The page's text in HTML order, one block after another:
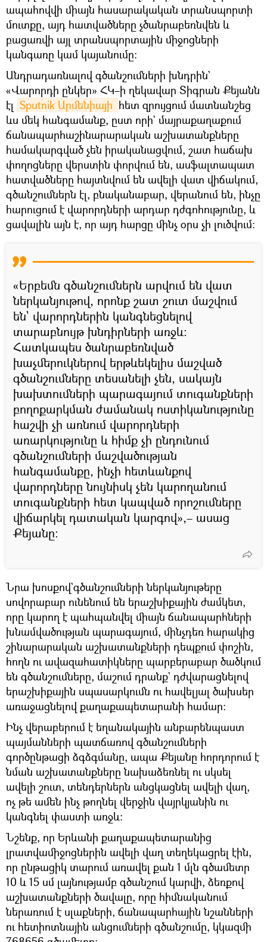
ապահովվի միայն հասարակական տրանսպորտի
մուտքը, այդ հատվածները չծանրաբեռնվեն և
բացառվի այլ տրանսպորտային միջոցների
կանգառը կամ կայանումը։
Անդրադառնալով գծանշումների խնդրին`
«Վարորդի ընկեր» ՀԿ–ի ղեկավար Տիգրան Քեյանն
էլ Sputnik Արմենիայի հետ զրույցում մատնանշեց
ևս մեկ հանգամանք, ըստ որի` մայրաքաղաքում
ճանապարհաշինարարական աշխատանքները
համակարգված չեն իրականացվում, շատ հաճախ
փողոցները վերստին փորվում են, ասֆալտապատ
հատվածները հայտնվում են ավելի վատ վիճակում,
գծանշումներն էլ, բնականաբար, վերանում են, ինչը
հարուցում է վարորդների արդար դժգոհությունը, և
ցավալին այն է, որ այդ հարցը մինչ օրս չի լուծվում։
«Երբեմն գծանշումներն արվում են վատ
ներկանյութով, որոնք շատ շուտ մաշվում
են` վարորդներին կանգնեցնելով
տարաբնույթ խնդիրների առջև։
Հատկապես ծանրաբեռնված
խաչմերուկներով երթևեկելիս մաշված
գծանշումները տեսանելի չեն, սակայն
խախտումների պարագայում տուգանքների
բողոքարկման ժամանակ ոստիկանությունը
հաշվի չի առնում վարորդների
առարկությունը և հիմք չի ընդունում
գծանշումների մաշվածության
հանգամանքը, ինչի հետևանքով
վարորդները նույնիսկ չեն կարողանում
տուգանքների հետ կապված որոշումները
վիճարկել դատական կարգով»,– ասաց
Քեյանը։
Նրա խոսքով`գծանշումների ներկանյութերը
սովորաբար ունենում են երաշխիքային ժամկետ,
որը կարող է պահպանվել միայն ճանապարհների
խնամվածության պարագայում, մինչդեռ հարակից
շինարարական աշխատանքների դեպքում փոշին,
հողն ու ավազահատիկները պարբերաբար ծածկում
են գծանշումները, մաշում դրանք` դժվարացնելով
երաշխիքային սպասարկումն ու հավելյալ ծախսեր
առաջացնելով քաղաքապետարանի համար։
Ինչ վերաբերում է եղանակային անբարենպաստ
պայմանների պատճառով գծանշումների
գործընթացի ձգձգմանը, ապա Քեյանը հորդորում է
նման աշխատանքները նախաձեռնել ու սկսել
ավելի շուտ, տենդերներն անցկացնել ավելի վաղ,
ոչ թե ամեն ինչ թողնել վերջին վայրկյանին ու
կանգնել փաստի առջև։
Նշենք, որ Երևանի քաղաքապետարանից
լրատվամիջոցներին ավելի վաղ տեղեկացրել էին,
որ ընթացիկ տարում առավել քան 1 մլն գծամետր
10 և 15 սմ լայնությամբ գծանշում կարվի, ձեռքով
աշխատանքների ծավալը, որը հիմնականում
ներառում է սլաքների, ճանապարհային նշանների
ու հետիոտնային անցումների գծանշումը, կկազմի